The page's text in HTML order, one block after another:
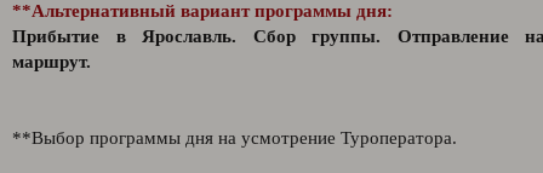
**Альтернативный вариант программы дня:
Прибытие в Ярославль. Сбор группы. Отправление
маршрут.
**Выбор программы дня на усмотрение Туроператора.